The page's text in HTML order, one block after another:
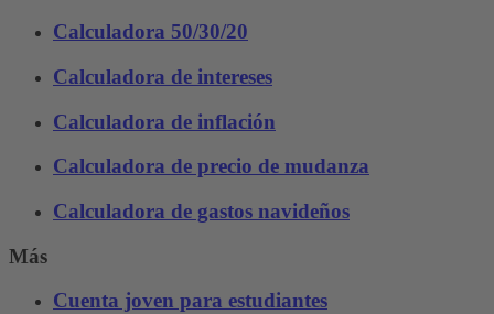
Calculadora 50/30/20
Calculadora de intereses
Calculadora de inflación
Calculadora de precio de mudanza
Calculadora de gastos navideños
Más
Cuenta joven para estudiantes